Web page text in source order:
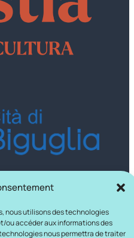
nous utilisons des technologies
ou accéder aux informations des
nous permettra de traiter